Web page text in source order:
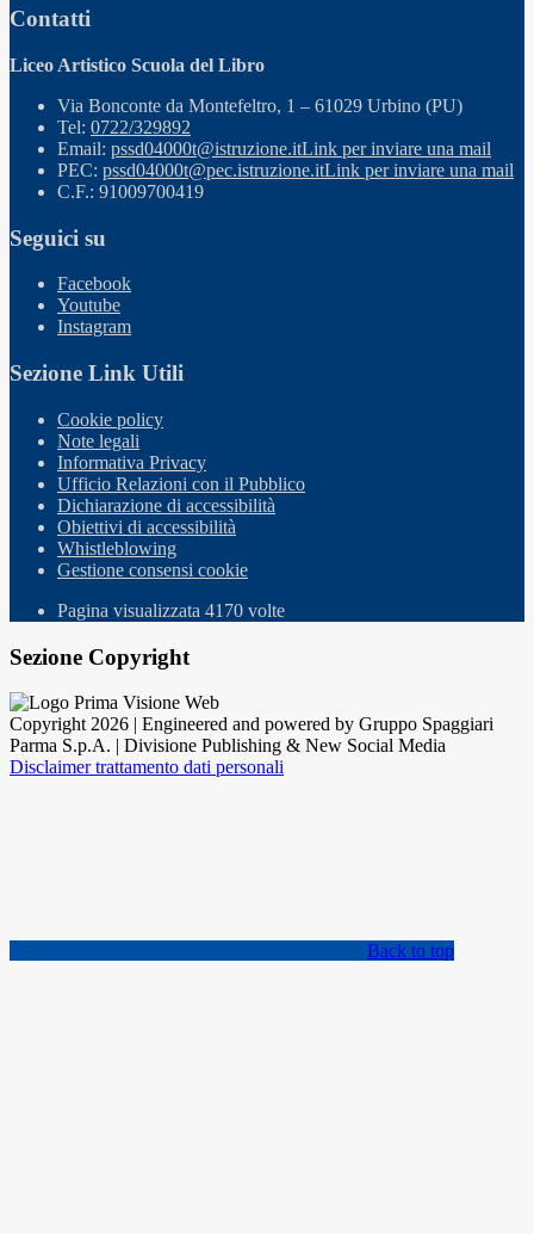
Contatti
Liceo Artistico Scuola del Libro
Via Bonconte da Montefeltro, 1 – 61029 Urbino (PU)
Tel: 0722/329892
Email: pssd04000t@istruzione.itLink per inviare una mail
PEC: pssd04000t@pec.istruzione.itLink per inviare una mail
C.F.: 91009700419
Seguici su
Facebook
Youtube
Instagram
Sezione Link Utili
Cookie policy
Note legali
Informativa Privacy
Ufficio Relazioni con il Pubblico
Dichiarazione di accessibilità
Obiettivi di accessibilità
Whistleblowing
Gestione consensi cookie
Pagina visualizzata 4170 volte
Sezione Copyright
Copyright 2026 | Engineered and powered by Gruppo Spaggiari
Parma S.p.A. | Divisione Publishing & New Social Media
Disclaimer trattamento dati personali
Back to top